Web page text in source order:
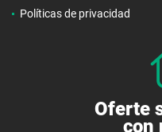
Políticas de privacidad
Oferte
con